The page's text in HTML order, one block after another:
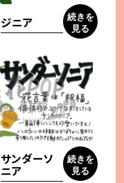
ジニア
続きを
見る
サンダーソ
ニア
続きを
見る